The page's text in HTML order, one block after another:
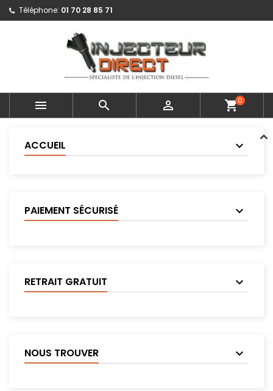
Téléphone: 01 70 28 85 71
   shopping_cart0
ACCUEIL
PAIEMENT SÉCURISÉ
RETRAIT GRATUIT
NOUS TROUVER